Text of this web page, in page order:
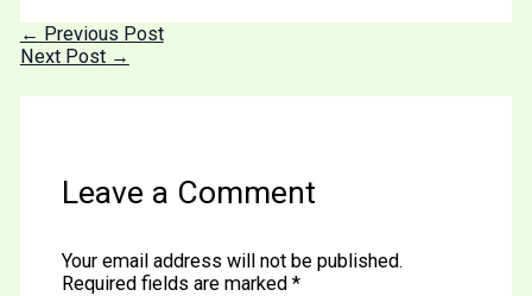
← Previous Post
Next Post →
Leave a Comment
Your email address will not be published.
Required fields are marked *